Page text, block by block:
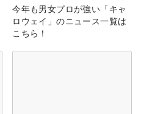
今年も男女プロが強い「キャ
ロウェイ」のニュース一覧は
こちら！